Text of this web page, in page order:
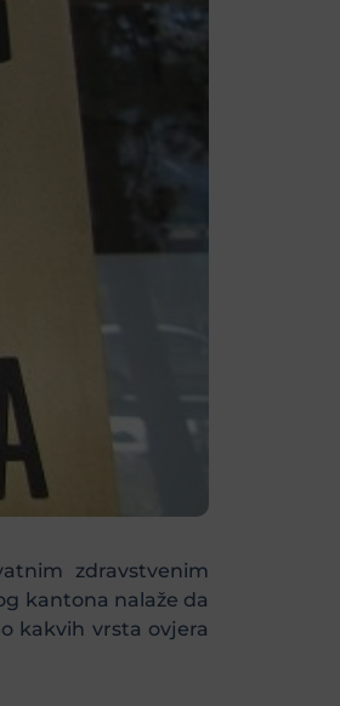
zdravstvenim
kantona nalaže da
kakvih vrsta ovjera